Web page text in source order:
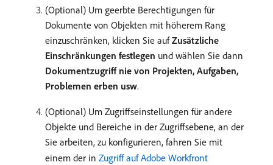
(Optional) Um geerbte Berechtigungen für
Dokumente von Objekten mit höherem Rang
einzuschränken, klicken Sie aufZusätzliche
Einschränkungen festlegen und wählen Sie dann
Dokumentzugriff nie von Projekten, Aufgaben,
Problemen erben usw.
(Optional) Um Zugriffseinstellungen für andere
Objekte und Bereiche in der Zugriffsebene, an der
Sie arbeiten, zu konfigurieren, fahren Sie mit
einem der in Zugriff auf Adobe Workfront